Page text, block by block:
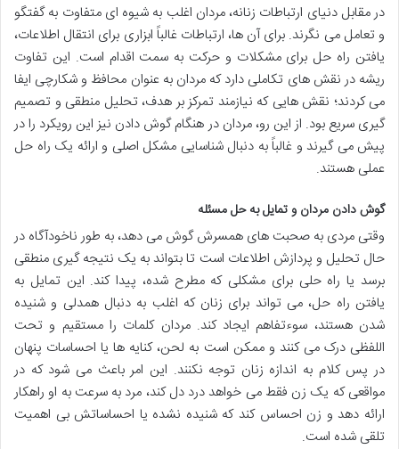
در مقابل دنیای ارتباطات زنانه، مردان اغلب به شیوه ای متفاوت به گفتگو
و تعامل می نگرند. برای آن ها، ارتباطات غالباً ابزاری برای انتقال اطلاعات،
یافتن راه حل برای مشکلات و حرکت به سمت اقدام است. این تفاوت
ریشه در نقش های تکاملی دارد که مردان به عنوان محافظ و شکارچی ایفا
می کردند؛ نقش هایی که نیازمند تمرکز بر هدف، تحلیل منطقی و تصمیم
گیری سریع بود. از این رو، مردان در هنگام گوش دادن نیز این رویکرد را در
پیش می گیرند و غالباً به دنبال شناسایی مشکل اصلی و ارائه یک راه حل
عملی هستند.
گوش دادن مردان و تمایل به حل مسئله
وقتی مردی به صحبت های همسرش گوش می دهد، به طور ناخودآگاه در
حال تحلیل و پردازش اطلاعات است تا بتواند به یک نتیجه گیری منطقی
برسد یا راه حلی برای مشکلی که مطرح شده، پیدا کند. این تمایل به
یافتن راه حل، می تواند برای زنان که اغلب به دنبال همدلی و شنیده
شدن هستند، سوءتفاهم ایجاد کند. مردان کلمات را مستقیم و تحت
اللفظی درک می کنند و ممکن است به لحن، کنایه ها یا احساسات پنهان
در پس کلام به اندازه زنان توجه نکنند. این امر باعث می شود که در
مواقعی که یک زن فقط می خواهد درد دل کند، مرد به سرعت به او راهکار
ارائه دهد و زن احساس کند که شنیده نشده یا احساساتش بی اهمیت
تلقی شده است.